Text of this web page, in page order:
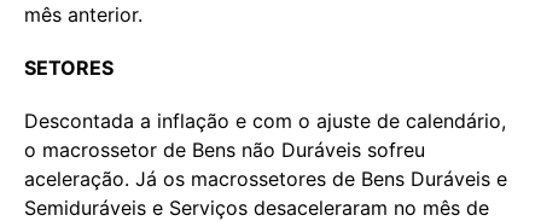
mês anterior.
SETORES
Descontada a inflação e com o ajuste de calendário,
o macrossetor de Bens não Duráveis sofreu
aceleração. Já os macrossetores de Bens Duráveis e
Semiduráveis e Serviços desaceleraram no mês de